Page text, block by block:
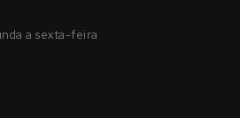
a sexta-feira